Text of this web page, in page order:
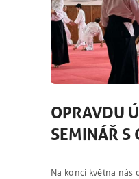
OPRAVDU
SEMINÁŘ S
Na konci května nás